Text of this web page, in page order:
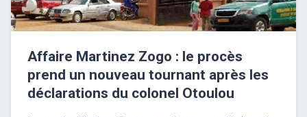
Affaire Martinez Zogo : le procès
prend un nouveau tournant après les
déclarations du colonel Otoulou